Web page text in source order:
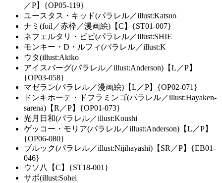
／P】{OP05-119}
ユースタス・キッド(パラレル／illust:Katsuo
ナミ(foil／赤枠／漫画絵)【C】{ST01-007}
ネフェルタリ・ビビ(パラレル／illust:SHIE
モンキー・D・ルフィ(パラレル／illust:K
ウタ(illust:Akiko
アイスバーグ(パラレル／illust:Anderson)【L／P】
{OP03-058}
マゼラン(パラレル／漫画絵)【L／P】{OP02-071}
ドンキホーテ・ドフラミンゴ(パラレル／illust:Hayaken-
sarena)【R／P】{OP01-073}
光月日和(パラレル／illust:Koushi
ゲッコー・モリア(パラレル／illust:Anderson)【L／P】
{OP06-080}
ブルック(パラレル／illust:Nijihayashi)【SR／P】{EB01-
046}
ウソ八【C】{ST18-001}
サボ(illust:Sohei